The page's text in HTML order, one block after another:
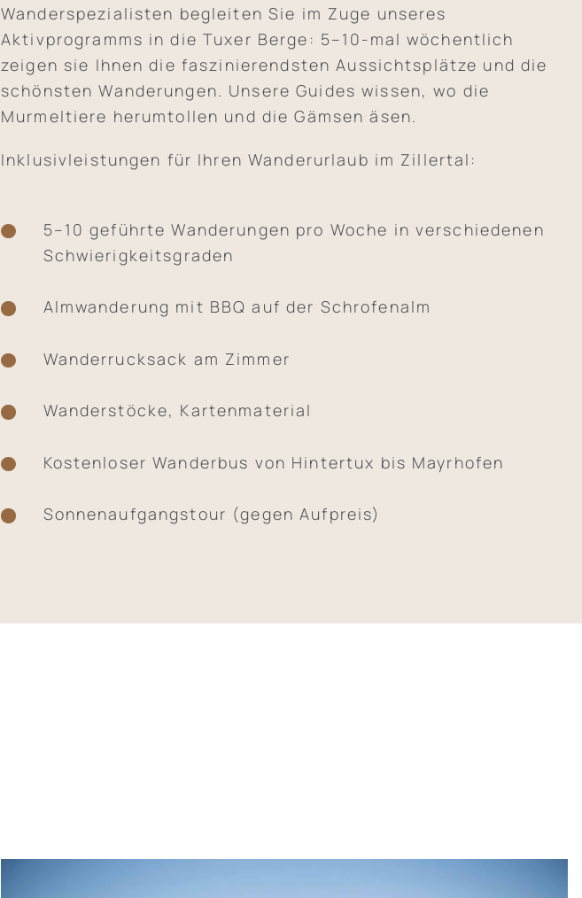
Wanderspezialisten begleiten Sie im Zuge unseres
Aktivprogramms in die Tuxer Berge: 5–10-mal wöchentlich
zeigen sie Ihnen die faszinierendsten Aussichtsplätze und die
schönsten Wanderungen. Unsere Guides wissen, wo die
Murmeltiere herumtollen und die Gämsen äsen.
Inklusivleistungen für Ihren Wanderurlaub im Zillertal:
5–10 geführte Wanderungen pro Woche in verschiedenen
Schwierigkeitsgraden
Almwanderung mit BBQ auf der Schrofenalm
Wanderrucksack am Zimmer
Wanderstöcke, Kartenmaterial
Kostenloser Wanderbus von Hintertux bis Mayrhofen
Sonnenaufgangstour (gegen Aufpreis)